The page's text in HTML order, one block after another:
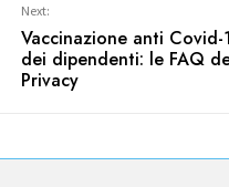
Next:
Vaccinazione anti
dei dipendenti: le FAQ
Privacy